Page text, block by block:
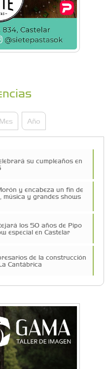
Mes Año
su cumpleaños en
y encabeza un fin de
música y grandes shows
los 50 años de Pipo
especial en Castelar
de la construcción
Cantábrica
Perón voló en avión lo
las empresas necesitan
para crecer con